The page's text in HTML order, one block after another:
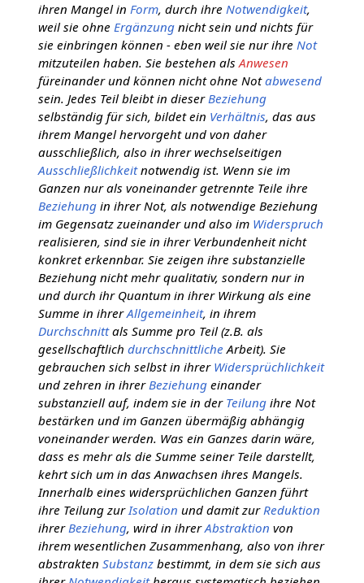
ihren Mangel in Form, durch ihre Notwendigkeit,
weil sie ohne Ergänzungnicht sein und nichts für
sie einbringen können - eben weil sie nur ihre Not
mitzuteilen haben. Sie bestehen als Anwesen
füreinander und können nicht ohne Notabwesend
sein. Jedes Teil bleibt in dieser Beziehung
selbständig für sich, bildet ein Verhältnis, das aus
ihrem Mangel hervorgeht und von daher
ausschließlich, also in ihrer wechselseitigen
Ausschließlichkeitnotwendig ist. Wenn sie im
Ganzen nur als voneinander getrennte Teile ihre
Beziehungin ihrer Not, als notwendige Beziehung
im Gegensatz zueinander und also im Widerspruch
realisieren, sind sie in ihrer Verbundenheit nicht
konkret erkennbar. Sie zeigen ihre substanzielle
Beziehung nicht mehr qualitativ, sondern nur in
und durch ihr Quantum in ihrer Wirkung als eine
Summe in ihrerAllgemeinheit, in ihrem
Durchschnittals Summe pro Teil (z.B. als
gesellschaftlich durchschnittliche Arbeit). Sie
gebrauchen sich selbst in ihrer Widersprüchlichkeit
und zehren in ihrer Beziehungeinander
substanziell auf, indem sie in der Teilungihre Not
bestärken und im Ganzen übermäßig abhängig
voneinander werden. Was ein Ganzes darin wäre,
dass es mehr als die Summe seiner Teile darstellt,
kehrt sich um in das Anwachsen ihres Mangels.
Innerhalb eines widersprüchlichen Ganzen führt
ihre Teilung zur Isolation und damit zur Reduktion
ihrer Beziehung, wird in ihrerAbstraktion von
ihrem wesentlichen Zusammenhang, also von ihrer
abstrakten Substanzbestimmt, in dem sie sich aus